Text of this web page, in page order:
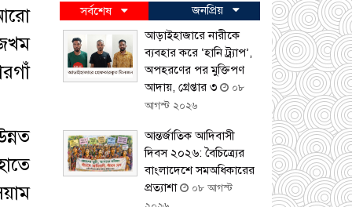
সর্বশেষ
জনপ্রিয়
আড়াইহাজারে নারীকে
ব্যবহার করে ‘হানি ট্র্যাপ’,
অপহরণের পর মুক্তিপণ
আদায়, গ্রেপ্তার ৩
০৮
আগস্ট ২০২৬
আন্তর্জাতিক আদিবাসী
দিবস ২০২৬: বৈচিত্র্যের
বাংলাদেশে সমঅধিকারের
প্রত্যাশা
০৮ আগস্ট